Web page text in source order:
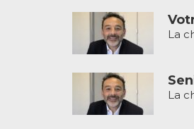
La
La